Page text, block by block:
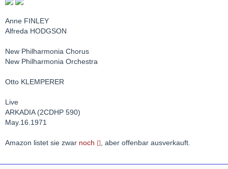
Anne FINLEY
Alfreda HODGSON
New Philharmonia Chorus
New Philharmonia Orchestra
Otto KLEMPERER
Live
ARKADIA (2CDHP 590)
May.16.1971
Amazon listet sie zwar noch , aber offenbar ausverkauft.